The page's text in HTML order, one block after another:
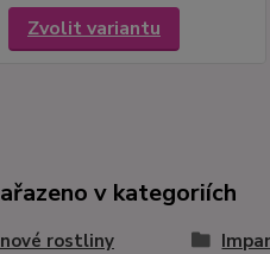
Zvolit variantu
v kategoriích
rostliny